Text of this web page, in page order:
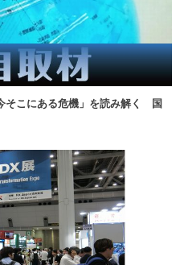
そこにある危機」を読み解く 国